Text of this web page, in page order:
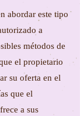
abordar este tipo
a
métodos de
el propietario
su oferta en el
que el
a sus